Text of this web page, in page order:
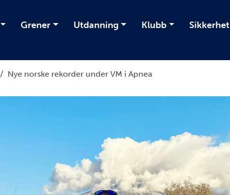
Grener Utdanning Klubb Sikkerhet
/ Nye norske rekorder under VM i Apnea